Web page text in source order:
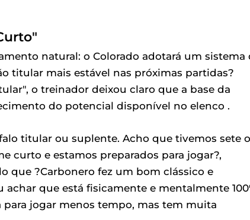
natural: o Colorado adotará um sistema
titular mais estável nas próximas partidas?
o treinador deixou claro que a base da
do potencial disponível no elenco .
titular ou suplente. Acho que tivemos sete
curto e estamos preparados para jogar?,
que ?Carbonero fez um bom clássico e
que está fisicamente e mentalmente
jogar menos tempo, mas tem muita